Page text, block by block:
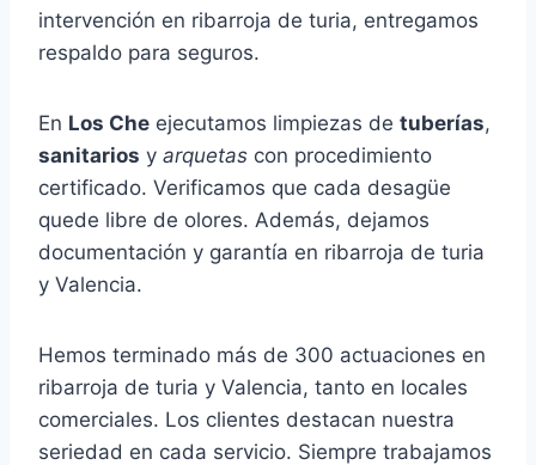
intervención en ribarroja de turia, entregamos
respaldo para seguros.
En Los Che ejecutamos limpiezas de tuberías,
sanitarios y arquetas con procedimiento
certificado. Verificamos que cada desagüe
quede libre de olores. Además, dejamos
documentación y garantía en ribarroja de turia
y Valencia.
Hemos terminado más de 300 actuaciones en
ribarroja de turia y Valencia, tanto en locales
comerciales. Los clientes destacan nuestra
seriedad en cada servicio. Siempre trabajamos